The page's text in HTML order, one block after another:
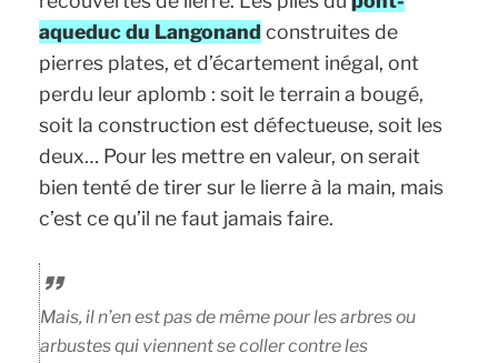
aqueduc du Langonand construites de
pierres plates, et d’écartement inégal, ont
perdu leur aplomb : soit le terrain a bougé,
soit la construction est défectueuse, soit les
deux… Pour les mettre en valeur, on serait
bien tenté de tirer sur le lierre à la main, mais
c’est ce qu’il ne faut jamais faire.
Mais, il n’en est pas de même pour les arbres ou
arbustes qui viennent se coller contre les